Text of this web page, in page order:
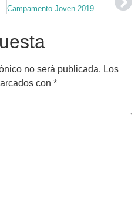
no será publicada. Los
con *